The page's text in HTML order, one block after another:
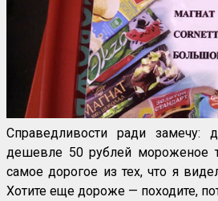
Справедливости ради замечу:
дешевле 50 рублей мороженое
самое дорогое из тех, что я
Хотите еще дороже — походите,